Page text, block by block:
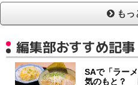
もっ
編集部おすすめ記事
SAで「ラー
気のもと？